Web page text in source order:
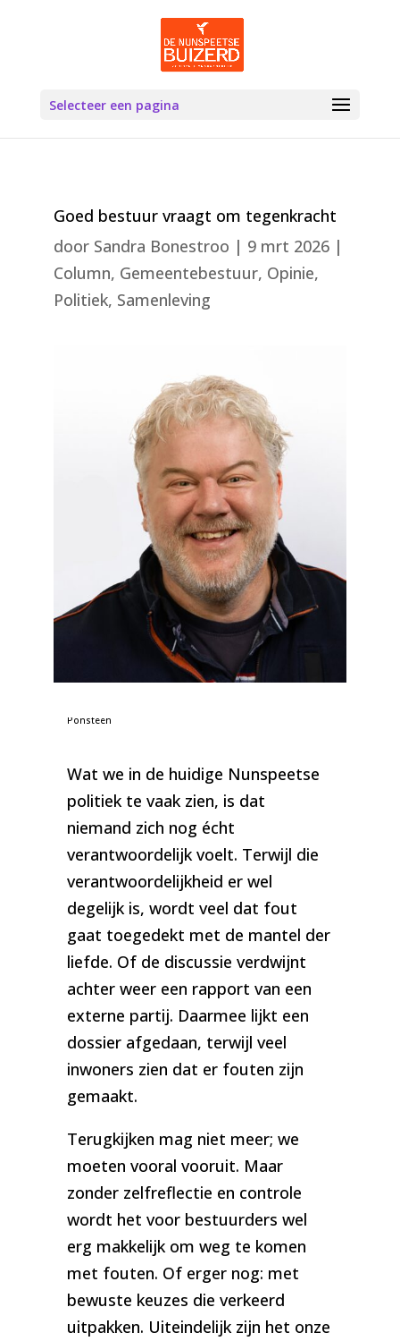
Selecteer een pagina
Goed bestuur vraagt om tegenkracht
door Sandra Bonestroo | 9 mrt 2026|
Column, Gemeentebestuur, Opinie,
Politiek, Samenleving
Ponsteen
Wat we in de huidige Nunspeetse
politiek te vaak zien, is dat
niemand zich nog écht
verantwoordelijk voelt. Terwijl die
verantwoordelijkheid er wel
degelijk is, wordt veel dat fout
gaat toegedekt met de mantel der
liefde. Of de discussie verdwijnt
achter weer een rapport van een
externe partij. Daarmee lijkt een
dossier afgedaan, terwijl veel
inwoners zien dat er fouten zijn
gemaakt.
Terugkijken mag niet meer; we
moeten vooral vooruit. Maar
zonder zelfreflectie en controle
wordt het voor bestuurders wel
erg makkelijk om weg te komen
met fouten. Of erger nog: met
bewuste keuzes die verkeerd
uitpakken. Uiteindelijk zijn het onze